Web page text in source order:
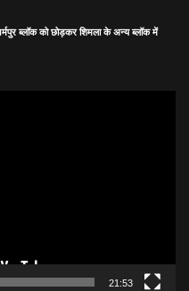
ब्लॉक को छोड़कर शिमला के अन्य ब्लॉक में
21:53